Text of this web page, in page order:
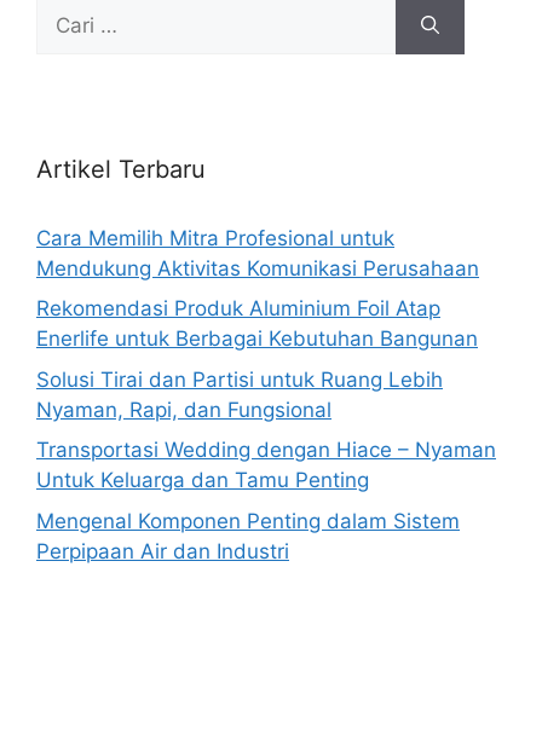
untuk:
Artikel Terbaru
Cara Memilih Mitra Profesional untuk
Mendukung Aktivitas Komunikasi Perusahaan
Rekomendasi Produk Aluminium Foil Atap
Enerlife untuk Berbagai Kebutuhan Bangunan
Solusi Tirai dan Partisi untuk Ruang Lebih
Nyaman, Rapi, dan Fungsional
Transportasi Wedding dengan Hiace – Nyaman
Untuk Keluarga dan Tamu Penting
Mengenal Komponen Penting dalam Sistem
Perpipaan Air dan Industri